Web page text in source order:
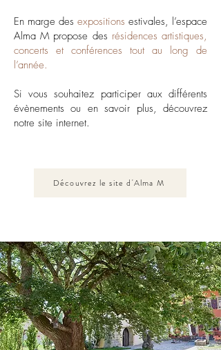
En marge des expositions estivales, l’espace
Alma M propose des résidences artistiques,
concerts et conférences tout au long de
l’année.
Si vous souhaitez participer aux différents
évènements ou en savoir plus, découvrez
notre site internet.
Découvrez le site d'Alma M